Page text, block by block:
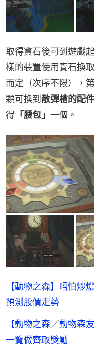
取得寶石後可到遊戲
樣的裝置使用寶石換
而定（次序不限），
顆可換到 散彈槍的配
得 「腰包」 一個。
【動物之森】唔怕炒
預測股價走勢
【動物之森／動物
一覽做齊取獎勵